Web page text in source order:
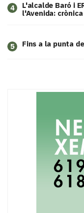
4
L'alcalde Baró i
l'Avenida:
5 Fins a la punta